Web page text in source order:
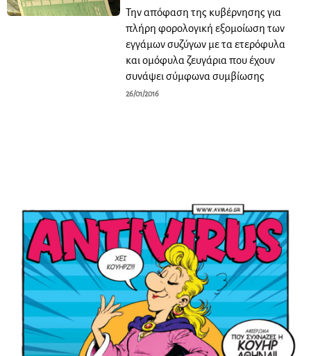
Την απόφαση της κυβέρνησης για
πλήρη φορολογική εξομοίωση των
εγγάμων συζύγων με τα ετερόφυλα
και ομόφυλα ζευγάρια που έχουν
συνάψει σύμφωνα συμβίωσης
26/01/2016